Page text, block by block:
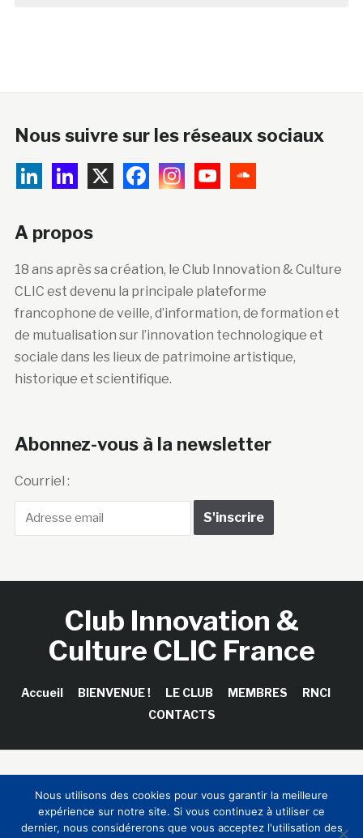
Nous suivre sur les réseaux sociaux
A propos
18 ans après sa création, le Club Innovation & Culture
CLIC est devenu la principale plateforme
francophone de veille, d’information, de formation et
de mutualisation sur l’innovation technologique et
sociale dans les lieux de patrimoine artistique,
historique et scientifique.
Abonnez-vous à la newsletter
Courriel :
Club Innovation &
Culture CLIC France
Accueil BIENVENUE ! LE CLUB MEMBRES
RNCI
CONTACTS
Sinapses Conseils
Nous utilisons des cookies pour vous garantir la meilleure
expérience sur notre site. Si vous continuez à utiliser ce
dernier, nous considérerons que vous acceptez l'utilisation des